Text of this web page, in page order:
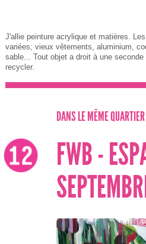
J'allie peinture acrylique et matières.
variées; vieux vêtements, aluminium,
sable... Tout objet a droit à une
recycler.
DANS LE MÊME QUARTIER
FWB -